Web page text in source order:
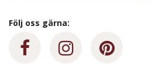
Följ oss gärna: